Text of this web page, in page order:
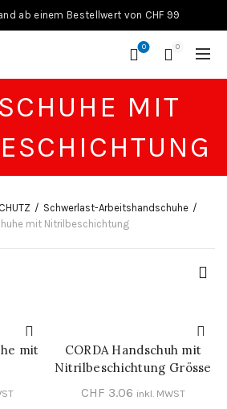
ab einem Bestellwert von CHF 99
0 0
MIT
Schwerlast-Arbeitshandschuhe
mit Nitrilbeschichtung
mit
IN DEN WARENKORB
CORDA Handschuh mit
Nitrilbeschichtung Grösse
10
CHF 3.06 inkl. MWST